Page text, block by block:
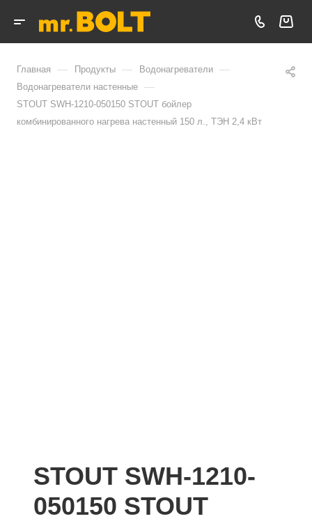
Главная — Продукты — Водонагреватели —
Водонагреватели настенные —
STOUT SWH-1210-050150 STOUT бойлер
комбинированного нагрева настенный 150 л., ТЭН 2,4 кВт
STOUT SWH-1210-
050150 STOUT